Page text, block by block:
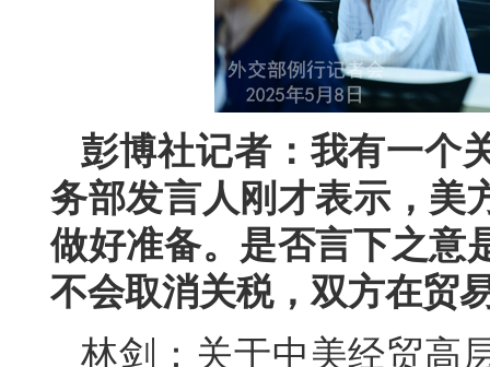
彭博社记者：我有一个
务部发言人刚才表示，美
做好准备。是否言下之意
不会取消关税，双方在贸
林剑：关于中美经贸高